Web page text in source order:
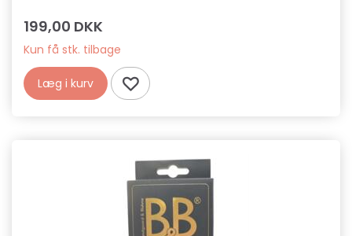
199,00 DKK
Kun få stk. tilbage
Læg i kurv